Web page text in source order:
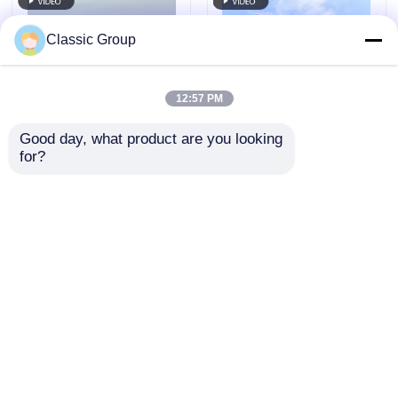
Prefab Q690
Classic Group
12:57 PM
Good day, what product are you looking
for?